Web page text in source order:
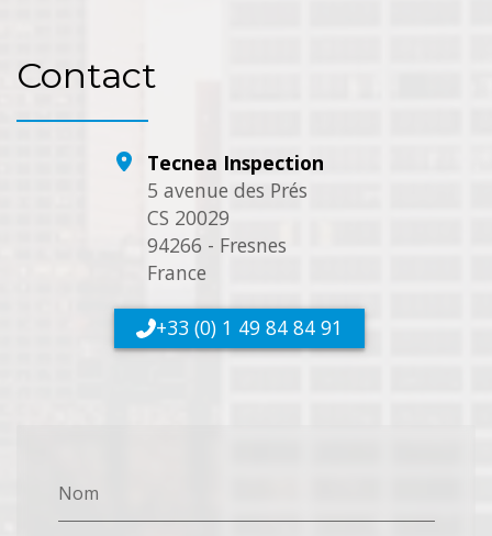
Contact
Nom
Tecnea Inspection
5 avenue des Prés
CS 20029
94266 - Fresnes
France
+33 (0) 1 49 84 84 91